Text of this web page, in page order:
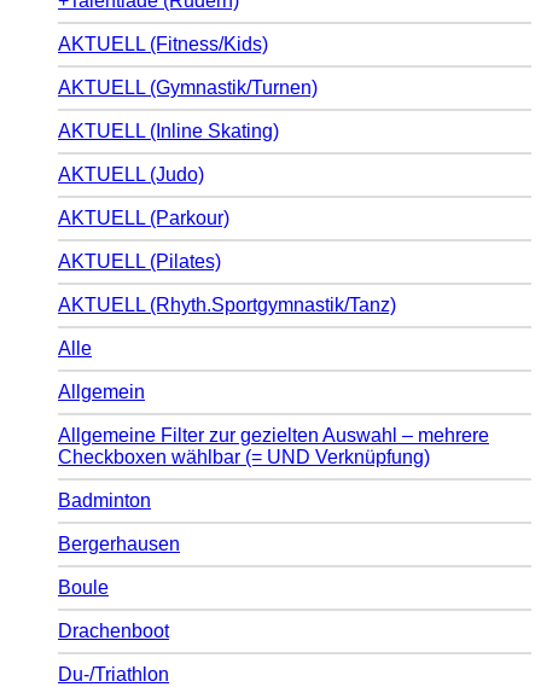
AKTUELL (Fitness/Kids)
AKTUELL (Gymnastik/Turnen)
AKTUELL (Inline Skating)
AKTUELL (Judo)
AKTUELL (Parkour)
AKTUELL (Pilates)
AKTUELL (Rhyth.Sportgymnastik/Tanz)
Alle
Allgemein
Allgemeine Filter zur gezielten Auswahl – mehrere
Checkboxen wählbar (= UND Verknüpfung)
Badminton
Bergerhausen
Boule
Drachenboot
Du-/Triathlon